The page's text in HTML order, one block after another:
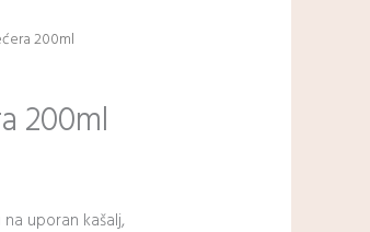
200ml
200ml
uporan kašalj,